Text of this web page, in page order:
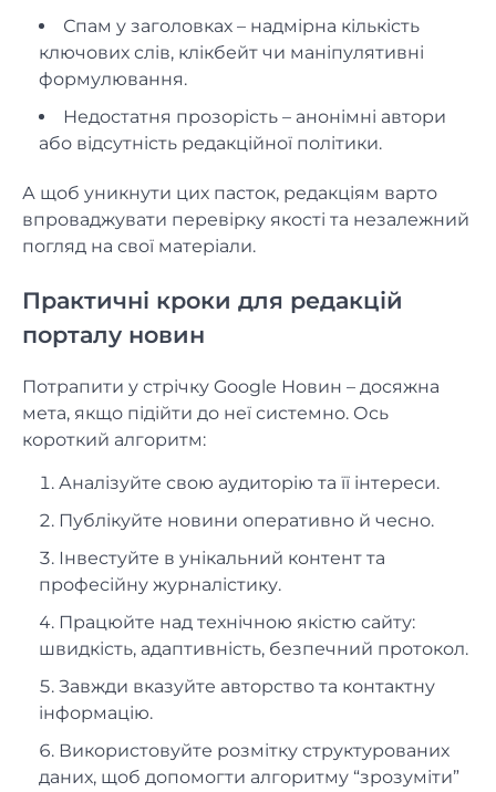
Спам у заголовках – надмірна кількість
ключових слів, клікбейт чи маніпулятивні
формулювання.
Недостатня прозорість – анонімні автори
або відсутність редакційної політики.
А щоб уникнути цих пасток, редакціям варто
впроваджувати перевірку якості та незалежний
погляд на свої матеріали.
Практичні кроки для редакцій
порталу новин
Потрапити у стрічку Google Новин – досяжна
мета, якщо підійти до неї системно. Ось
короткий алгоритм:
Аналізуйте свою аудиторію та її інтереси.
Публікуйте новини оперативно й чесно.
Інвестуйте в унікальний контент та
професійну журналістику.
Працюйте над технічною якістю сайту:
швидкість, адаптивність, безпечний протокол.
Завжди вказуйте авторство та контактну
інформацію.
Використовуйте розмітку структурованих
даних, щоб допомогти алгоритму “зрозуміти”